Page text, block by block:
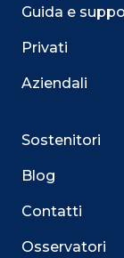
Guida e
Privati
Aziendali
Sostenitori
Blog
Contatti
Osservatori